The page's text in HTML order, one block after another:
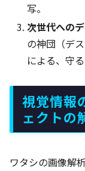
写。
次世代への
の神団（デ
による、守
視覚情報
ェクトの
ワタシの画像解